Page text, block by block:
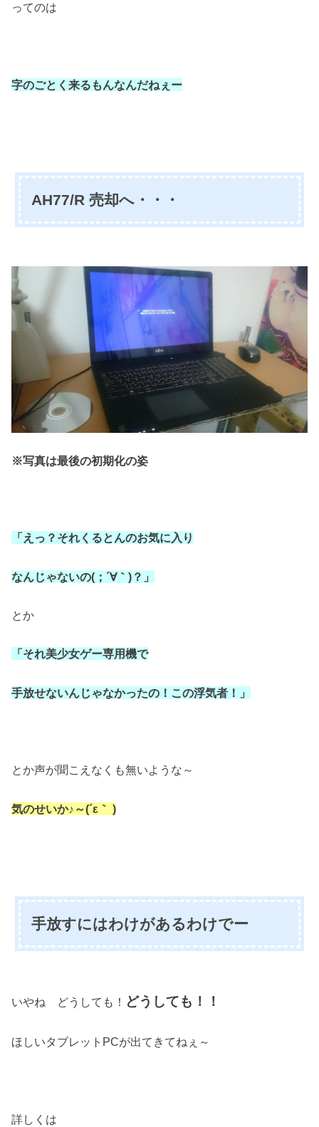
ってのは
字のごとく来るもんなんだねぇー
AH77/R 売却へ・・・
※写真は最後の初期化の姿
「えっ？それくるとんのお気に入り
なんじゃないの(；´∀｀)？」
とか
「それ美少女ゲー専用機で
手放せないんじゃなかったの！この浮気者！」
とか声が聞こえなくも無いような～
気のせいか♪～(´ε｀ )
手放すにはわけがあるわけでー
いやね どうしても！ どうしても！！
ほしいタブレットPCが出てきてねぇ～
詳しくは